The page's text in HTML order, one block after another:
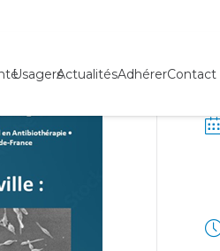
UsagersActualitésAdhérerContact